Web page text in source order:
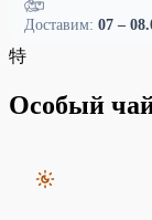
уникальные
вас прекрасным
уникальный мир
Доставим: 07 –
特
Особый